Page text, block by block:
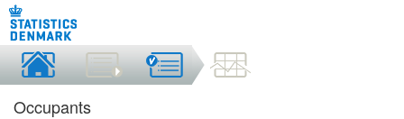
Occupants